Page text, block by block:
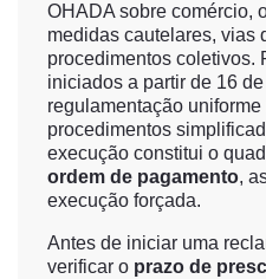
OHADA sobre comércio,
medidas cautelares, vias
procedimentos coletivos.
iniciados a partir de 16
regulamentação
procedimentos
execução constitui o
ordem de pagamento,
execução forçada.
Antes de iniciar uma
verificar o prazo de